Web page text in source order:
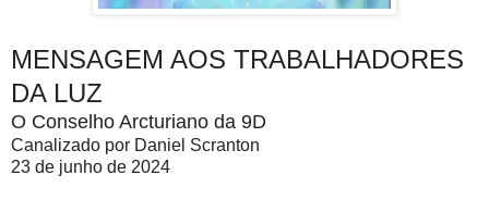
MENSAGEM AOS TRABALHADORES
DA LUZ
O Conselho Arcturiano da 9D
Canalizado por Daniel Scranton
23 de junho de 2024